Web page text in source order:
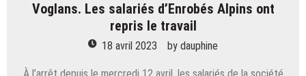
dans
la
Leysse
décédé
Voglans. Les salariés d’Enrobés Alpins ont
repris le travail
18 avril 2023 by dauphine